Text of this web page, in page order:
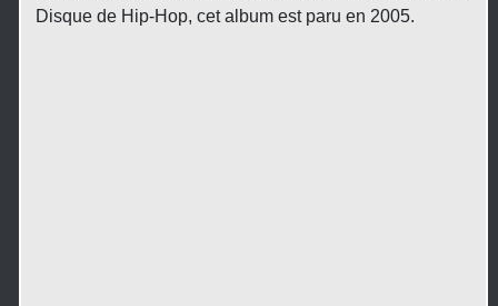
Disque de Hip-Hop, cet album est paru en 2005.